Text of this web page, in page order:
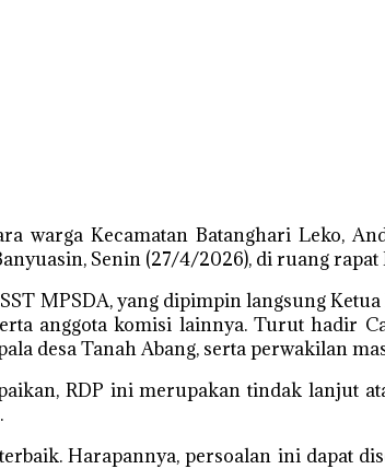
warga Kecamatan Batanghari Leko,
Senin (27/4/2026), di ruang
MPSDA, yang dipimpin langsung
anggota komisi lainnya. Turut hadir
desa Tanah Abang, serta perwakilan
RDP ini merupakan tindak lanjut
Harapannya, persoalan ini dapat